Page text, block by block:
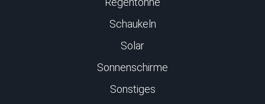
Schaukeln
Solar
Sonnenschirme
Sonstiges